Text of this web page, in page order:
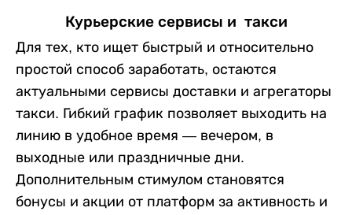
Курьерские сервисы и такси
Для тех, кто ищет быстрый и относительно
простой способ заработать, остаются
актуальными сервисы доставки и агрегаторы
такси. Гибкий график позволяет выходить на
линию в удобное время — вечером, в
выходные или праздничные дни.
Дополнительным стимулом становятся
бонусы и акции от платформ за активность и